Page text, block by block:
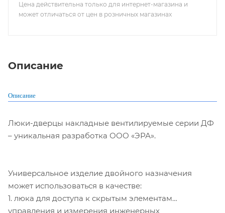
Цена действительна только для интернет-магазина и
может отличаться от цен в розничных магазинах
Описание
Описание
Люки-дверцы накладные вентилируемые серии ДФ
– уникальная разработка ООО «ЭРА».
Универсальное изделие двойного назначения
может использоваться в качестве:
1. люка для доступа к скрытым элементам
управления и измерения инженерных